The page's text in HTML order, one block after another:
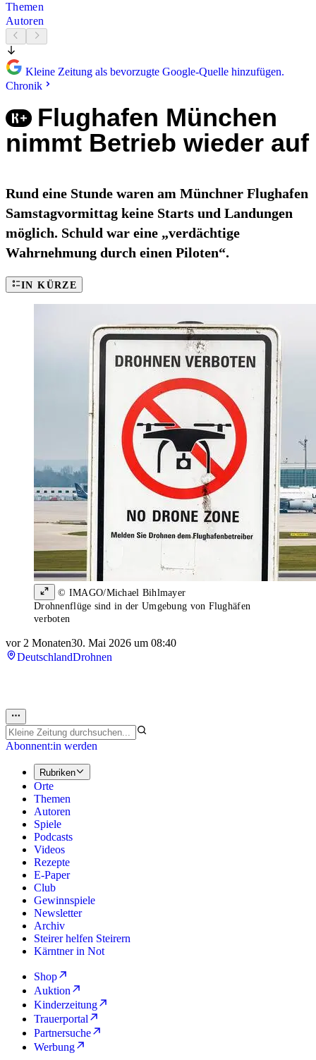
Themen
Autoren
Kleine Zeitung als bevorzugte Google-Quelle hinzufügen.
Chronik
Flughafen München
nimmt Betrieb wieder auf
Rund eine Stunde waren am Münchner Flughafen
Samstagvormittag keine Starts und Landungen
möglich. Schuld war eine „verdächtige
Wahrnehmung durch einen Piloten“.
IN KÜRZE
© IMAGO/Michael Bihlmayer
Drohnenflüge sind in der Umgebung von Flughäfen
verboten
vor 2 Monaten30. Mai 2026 um 08:40
DeutschlandDrohnen
Abonnent:in werden
Rubriken
Orte
Themen
Autoren
Spiele
Podcasts
Videos
Rezepte
E-Paper
Club
Gewinnspiele
Newsletter
Archiv
Steirer helfen Steirern
Kärntner in Not
Shop
Auktion
Kinderzeitung
Trauerportal
Partnersuche
Werbung